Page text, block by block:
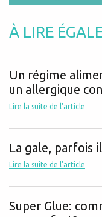
À LIRE
Un régime
un allergique
Lire la suite de l'article
La gale, parfois
Lire la suite de l'article
Super Glue: